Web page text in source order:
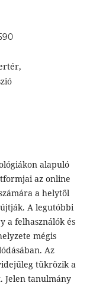
alapuló
az online
a helytől
A legutóbbi
a felhasználók és
mégis
Az
tükrözik a
Jelen tanulmány